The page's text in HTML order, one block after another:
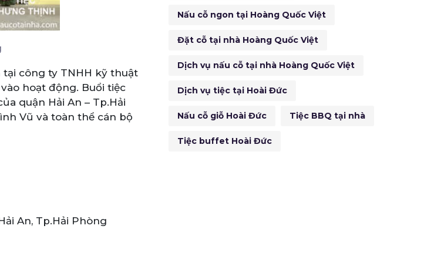
tại công ty TNHH kỹ thuật
hoạt động. Buổi tiệc
quận Hải An – Tp.Hải
Vũ và toàn thể cán bộ
An, Tp.Hải Phòng
Nấu cỗ ngon tại Hoàng Quốc Việt
Đặt cỗ tại nhà Hoàng Quốc Việt
Dịch vụ nấu cỗ tại nhà Hoàng Quốc Việt
Dịch vụ tiệc tại Hoài Đức
Nấu cỗ giỗ Hoài Đức Tiệc BBQ tại nhà
Tiệc buffet Hoài Đức